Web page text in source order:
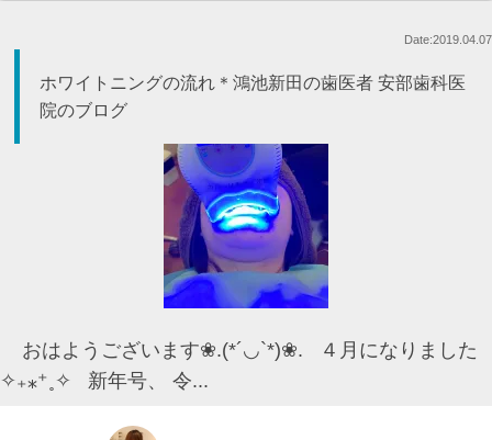
Date:2019.04.07
ホワイトニングの流れ＊鴻池新田の歯医者 安部歯科医
院のブログ
おはようございます❀.(*´◡`*)❀. ４月になりました
✧₊⁎⁺˳✧ 新年号、 令...